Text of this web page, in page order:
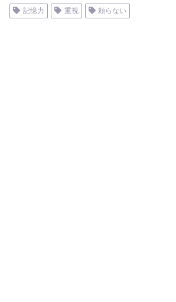
記憶力 重視 頼らない